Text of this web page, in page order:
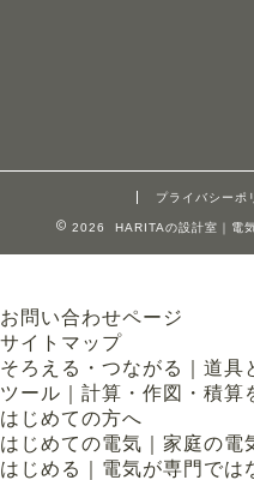
プライバシーポ
2026 HARITAの設計室｜電
お問い合わせページ
サイトマップ
そろえる・つながる｜道具
ツール｜計算・作図・積算
はじめての方へ
はじめての電気｜家庭の電
はじめる｜電気が専門では